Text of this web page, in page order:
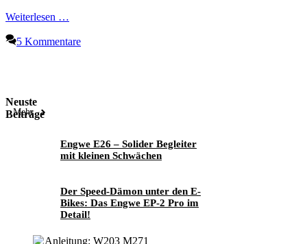
Weiterlesen …
5 Kommentare
Neuste
Beiträge
Mehr
Engwe E26 – Solider Begleiter
mit kleinen Schwächen
Der Speed-Dämon unter den E-
Bikes: Das Engwe EP-2 Pro im
Detail!